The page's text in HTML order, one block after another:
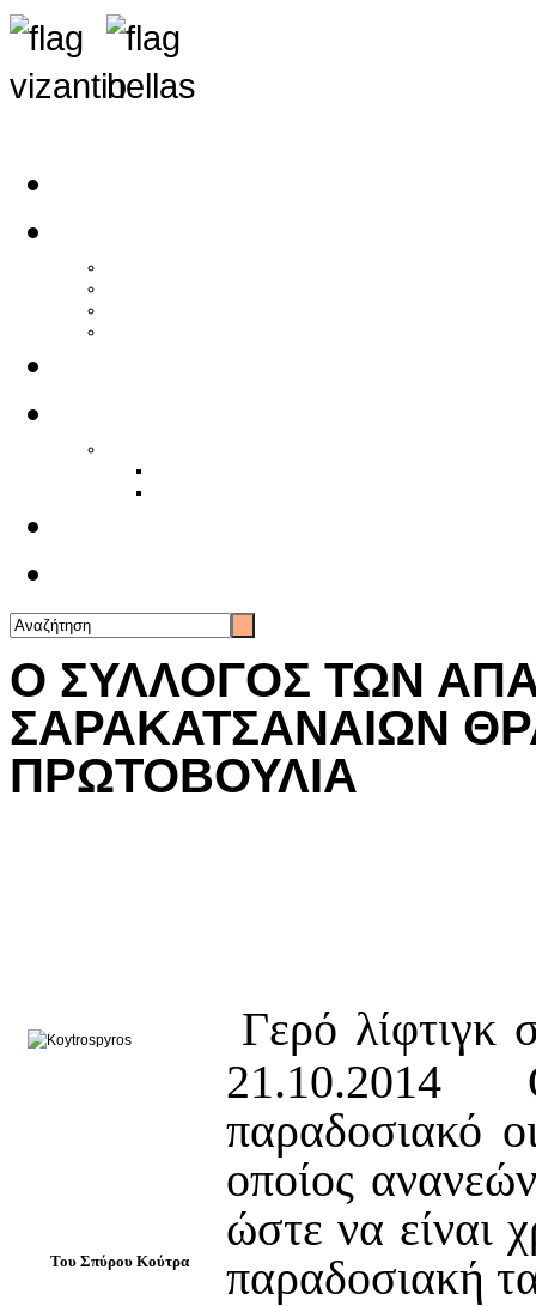
Ο ΣΥΛΛΟΓΟΣ ΤΩΝ
ΣΑΡΑΚΑΤΣΑΝΑΙΩΝ
ΠΡΩΤΟΒΟΥΛΙΑ
Του Σπύρου Κούτρα
Γερό λίφτιγκ
21.10.2014
παραδοσιακό
οποίος
ώστε να είναι
παραδοσιακή